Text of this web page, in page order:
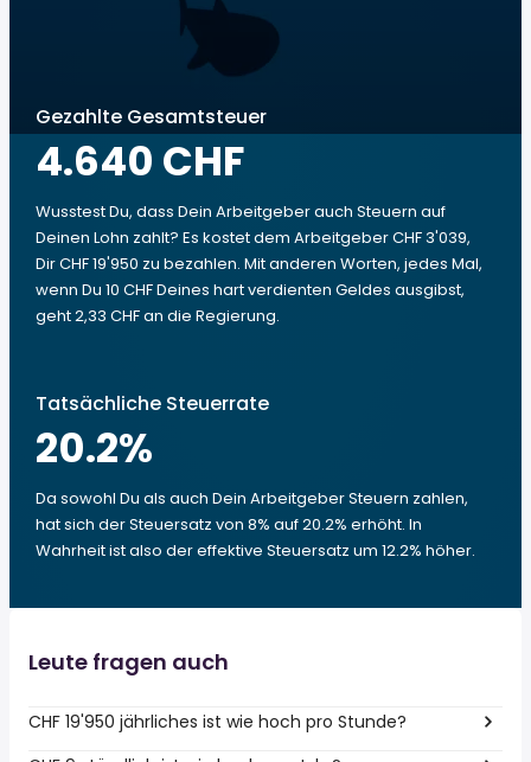
Gezahlte Gesamtsteuer
4.640 CHF
Wusstest Du, dass Dein Arbeitgeber auch Steuern auf
Deinen Lohn zahlt? Es kostet dem Arbeitgeber CHF 3'039,
Dir CHF 19'950 zu bezahlen. Mit anderen Worten, jedes Mal,
wenn Du 10 CHF Deines hart verdienten Geldes ausgibst,
geht 2,33 CHF an die Regierung.
Tatsächliche Steuerrate
20.2%
Da sowohl Du als auch Dein Arbeitgeber Steuern zahlen,
hat sich der Steuersatz von 8% auf 20.2% erhöht. In
Wahrheit ist also der effektive Steuersatz um 12.2% höher.
Leute fragen auch
CHF 19'950 jährliches ist wie hoch pro Stunde?